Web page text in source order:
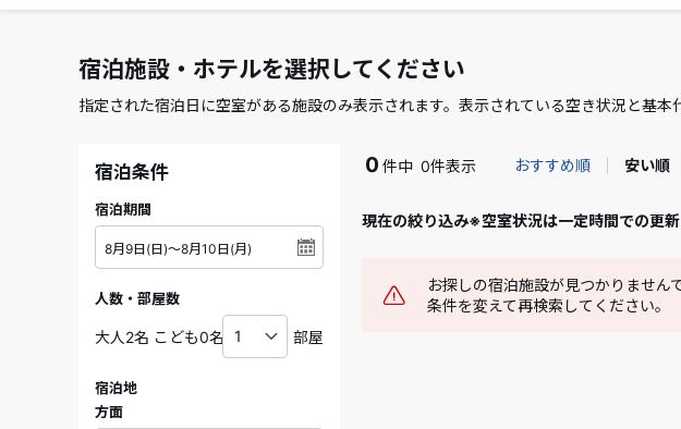
宿泊施設・ホテルを選択してください
指定された宿泊日に空室がある施設のみ表示されます。表示されている空き状況と基本
宿泊条件
宿泊期間
人数・部屋数
部屋
宿泊地
方面
現在の絞り込み※空室状況は一定時間での更
0 件中 0件表示 おすすめ順 安い順
お探しの宿泊施設が見つかりません
条件を変えて再検索してください。